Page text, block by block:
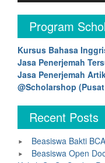
Program
Kursus Bahasa
Jasa Penerjemah
Jasa Penerjemah
@Scholarshop
Recent Posts
Beasiswa Bakti
Beasiswa Open